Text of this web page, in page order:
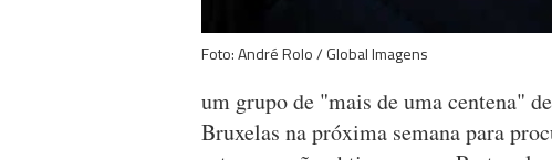
Foto: André Rolo / Global Imagens
um grupo de "mais de uma centena"
Bruxelas na próxima semana para